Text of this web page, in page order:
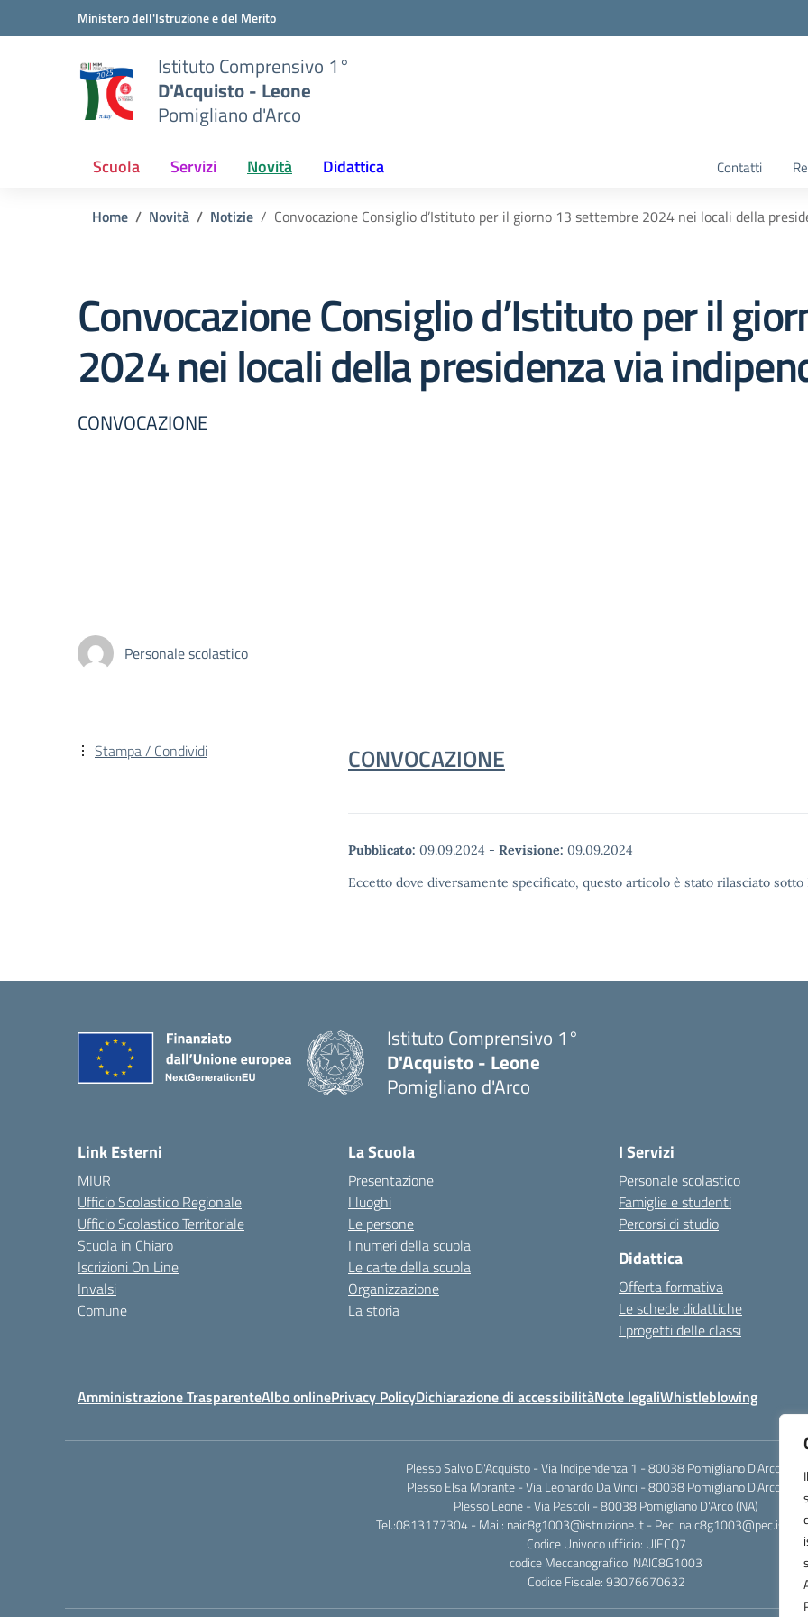
Vai ai contenuti
Vai al menu di navigazioneMinistero dell'Istruzione e del Merito
Istituto Comprensivo 1°
D'Acquisto - Leone
Pomigliano d'Arco
Scuola Servizi Novità Didattica Contatti
Home Novità Notizie Convocazione Consiglio d’Istituto per il giorno 13 settembre 2024 nei locali della
Convocazione Consiglio d’Istituto per il
2024 nei locali della presidenza via
CONVOCAZIONE
Personale scolastico
CONVOCAZIONE
Pubblicato: 09.09.2024 - Revisione: 09.09.2024
Eccetto dove diversamente specificato, questo articolo è stato rilasciato
Stampa / Condividi
Istituto Comprensivo 1°
D'Acquisto - Leone
Pomigliano d'Arco
Link Esterni
MIUR
Ufficio Scolastico Regionale
Ufficio Scolastico Territoriale
Scuola in Chiaro
Iscrizioni On Line
Invalsi
Comune
La Scuola
Presentazione
I luoghi
Le persone
I numeri della scuola
Le carte della scuola
Organizzazione
La storia
I Servizi
Personale scolastico
Famiglie e studenti
Percorsi di studio
Didattica
Offerta formativa
Le schede didattiche
I progetti delle classi
Amministrazione TrasparenteAlbo onlinePrivacy PolicyDichiarazione di accessibilitàNote legaliWhistleblowing
Plesso Salvo D'Acquisto - Via Indipendenza 1 - 80038 Pomigliano D'Arco (NA)
Plesso Elsa Morante - Via Leonardo Da Vinci - 80038 Pomigliano D'Arco (NA)
Plesso Leone - Via Pascoli - 80038 Pomigliano D'Arco (NA)
Tel.:0813177304 - Mail: naic8g1003@istruzione.it - Pec:
Codice Univoco ufficio: UIECQ7
codice Meccanografico: NAIC8G1003
Codice Fiscale: 93076670632